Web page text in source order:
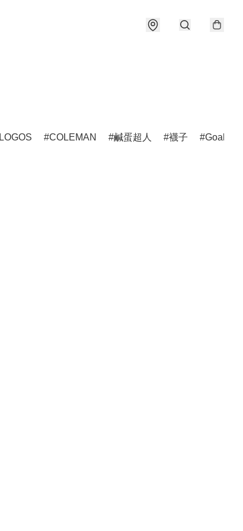
LOGOS COLEMAN 鹹蛋超人 襪子 Goalzero